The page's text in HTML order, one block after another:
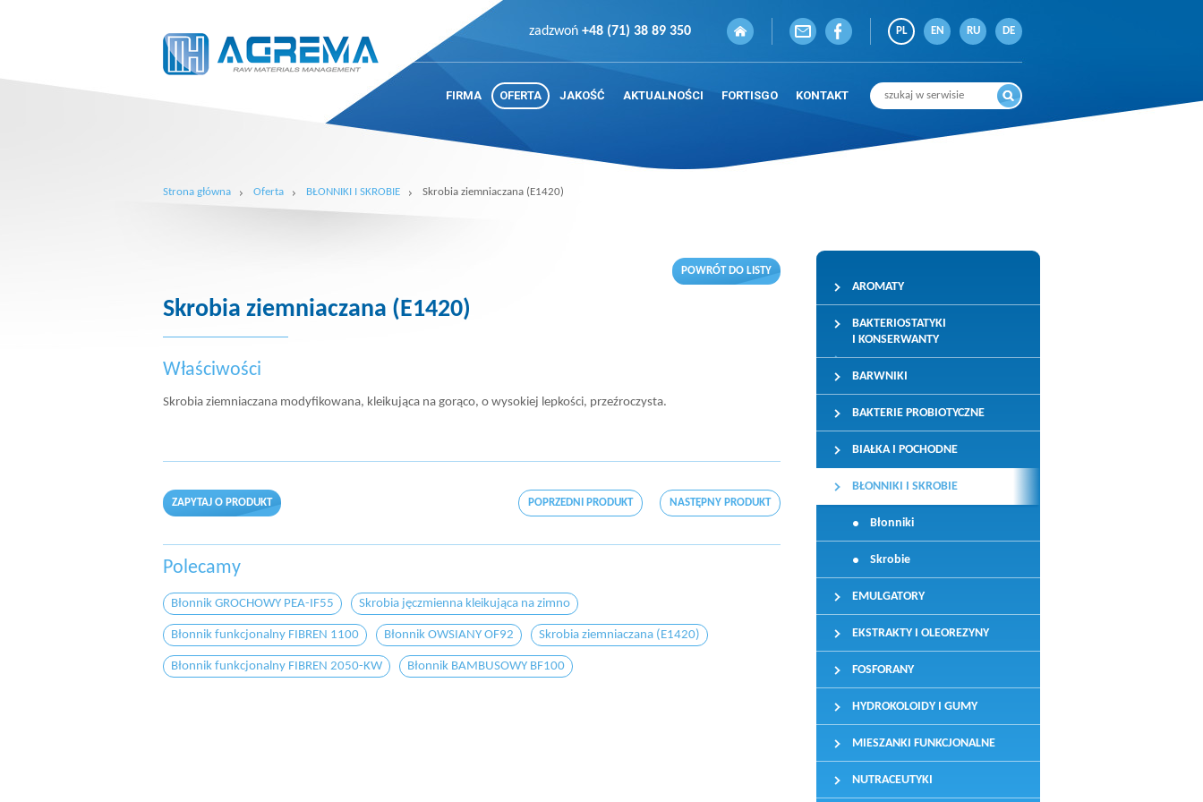
zadzwoń +48 (71) 38 89 350 PL EN RU DE
FIRMA OFERTA JAKOŚĆ AKTUALNOŚCI FORTISGO KONTAKT
Strona główna Oferta BŁONNIKI I SKROBIE Skrobia ziemniaczana (E1420)
AROMATY
BAKTERIOSTATYKI
I KONSERWANTY
BARWNIKI
BAKTERIE PROBIOTYCZNE
BIAŁKA I POCHODNE
BŁONNIKI I SKROBIE
Błonniki
Skrobie
EMULGATORY
EKSTRAKTY I OLEOREZYNY
FOSFORANY
HYDROKOLOIDY I GUMY
MIESZANKI FUNKCJONALNE
NUTRACEUTYKI
POWRÓT DO LISTY
Skrobia ziemniaczana (E1420)
Właściwości
Skrobia ziemniaczana modyfikowana, kleikująca na gorąco, o wysokiej lepkości, przeźroczysta.
ZAPYTAJ O PRODUKT POPRZEDNI PRODUKT NASTĘPNY PRODUKT
Polecamy
Błonnik GROCHOWY PEA-IF55 Skrobia jęczmienna kleikująca na zimno
Błonnik funkcjonalny FIBREN 1100 Błonnik OWSIANY OF92 Skrobia ziemniaczana (E1420)
Błonnik funkcjonalny FIBREN 2050-KW Błonnik BAMBUSOWY BF100